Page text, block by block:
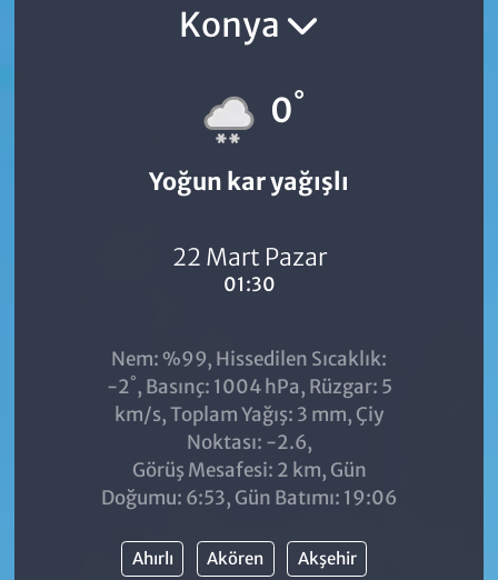
Konya
0°
Yoğun kar yağışlı
22 Mart Pazar
01:30
Nem: %99, Hissedilen Sıcaklık:
-2°, Basınç: 1004 hPa, Rüzgar: 5
km/s, Toplam Yağış: 3 mm, Çiy
Noktası: -2.6,
Görüş Mesafesi: 2 km, Gün
Doğumu: 6:53, Gün Batımı: 19:06
Ahırlı Akören Akşehir